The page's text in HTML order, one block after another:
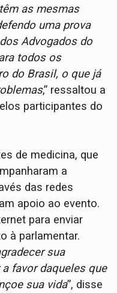
as mesmas
uma prova
Advogados do
todos os
do Brasil, o que já
,” ressaltou a
participantes do
de medicina, que
a
das redes
apoio ao evento.
para enviar
à parlamentar.
sua
favor daqueles que
sua vida”, disse